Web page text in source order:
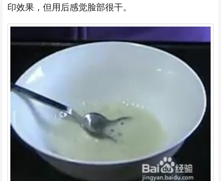
印效果，但用后感觉脸部很干。